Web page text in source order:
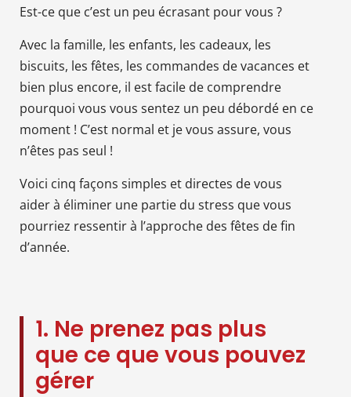
Est-ce que c’est un peu écrasant pour vous ?
Avec la famille, les enfants, les cadeaux, les
biscuits, les fêtes, les commandes de vacances et
bien plus encore, il est facile de comprendre
pourquoi vous vous sentez un peu débordé en ce
moment ! C’est normal et je vous assure, vous
n’êtes pas seul !
Voici cinq façons simples et directes de vous
aider à éliminer une partie du stress que vous
pourriez ressentir à l’approche des fêtes de fin
d’année.
1. Ne prenez pas plus
que ce que vous pouvez
gérer